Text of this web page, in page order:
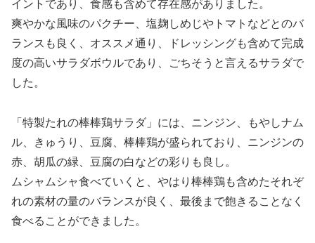
イントであり、食感も含めて存在感がありました。
爽やかな風味のパクチー、塩麹しめじやトマトなどとのバ
ランスも良く、オススメ通り、ドレッシングも含めて完成
度の高いサラダボウルであり、ごちそうと言えるサラダで
した。
「特製たれの棒棒鶏サラダ」には、ニンジン、もやしナム
ル、きゅうり、豆腐、棒棒鶏が盛られており、ニンジンの
赤、胡瓜の緑、豆腐の白などの彩りも良し。
ムシャムシャ食べていくと、やはり棒棒鶏も含めたそれぞ
れの素材の量のバランスが良く、最後まで飽きることなく
食べることができました。